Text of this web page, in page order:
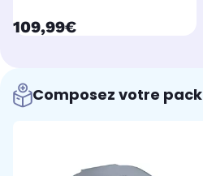
currentPrice
109,99€
Composez votre pack